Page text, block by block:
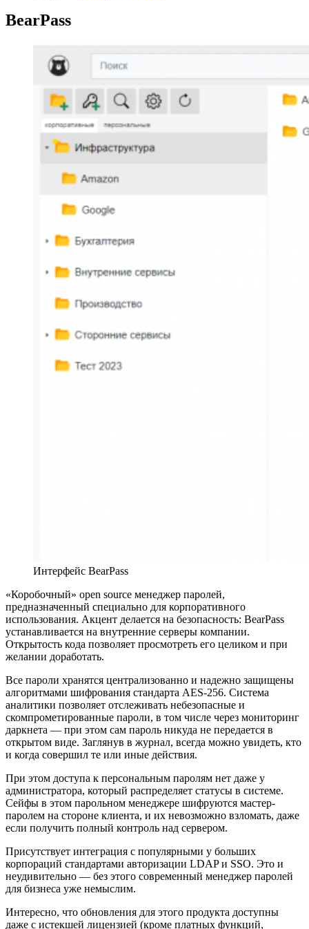
BearPass
Интерфейс BearPass
«Коробочный» open source менеджер паролей,
предназначенный специально для корпоративного
использования. Акцент делается на безопасность: BearPass
устанавливается на внутренние серверы компании.
Открытость кода позволяет просмотреть его целиком и при
желании доработать.
Все пароли хранятся централизованно и надежно защищены
алгоритмами шифрования стандарта AES-256. Система
аналитики позволяет отслеживать небезопасные и
скомпрометированные пароли, в том числе через мониторинг
даркнета — при этом сам пароль никуда не передается в
открытом виде. Заглянув в журнал, всегда можно увидеть, кто
и когда совершил те или иные действия.
При этом доступа к персональным паролям нет даже у
администратора, который распределяет статусы в системе.
Сейфы в этом парольном менеджере шифруются мастер-
паролем на стороне клиента, и их невозможно взломать, даже
если получить полный контроль над сервером.
Присутствует интеграция с популярными у больших
корпораций стандартами авторизации LDAP и SSO. Это и
неудивительно — без этого современный менеджер паролей
для бизнеса уже немыслим.
Интересно, что обновления для этого продукта доступны
даже с истекшей лицензией (кроме платных функций,